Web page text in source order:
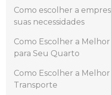
Como escolher a
suas necessidades
Como Escolher a
para Seu Quarto
Como Escolher a
Transporte